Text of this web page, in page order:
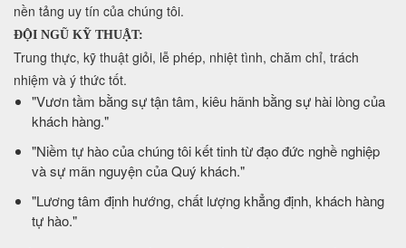
nền tảng uy tín của chúng tôi.
ĐỘI NGŨ KỸ THUẬT:
Trung thực, kỹ thuật giỏi, lễ phép, nhiệt tình, chăm chỉ, trách
nhiệm và ý thức tốt.
​"Vươn tầm bằng sự tận tâm, kiêu hãnh bằng sự hài lòng của
khách hàng."
​"Niềm tự hào của chúng tôi kết tinh từ đạo đức nghề nghiệp
và sự mãn nguyện của Quý khách."
​"Lương tâm định hướng, chất lượng khẳng định, khách hàng
tự hào."